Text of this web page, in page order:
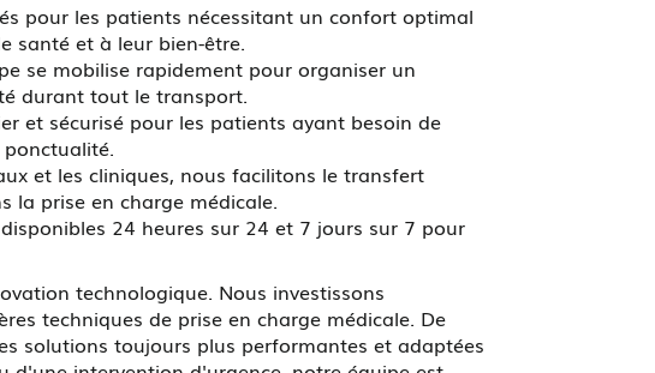
pour les patients nécessitant un confort optimal
santé et à leur bien-être.
se mobilise rapidement pour organiser un
durant tout le transport.
et sécurisé pour les patients ayant besoin de
et les cliniques, nous facilitons le transfert
la prise en charge médicale.
24 heures sur 24 et 7 jours sur 7 pour
technologique. Nous investissons
techniques de prise en charge médicale. De
solutions toujours plus performantes et adaptées